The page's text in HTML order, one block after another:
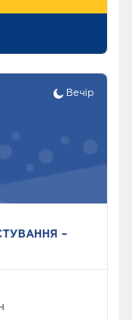
Вечір
–
DEVELOPЕR